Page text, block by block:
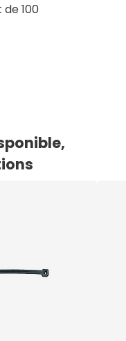
100